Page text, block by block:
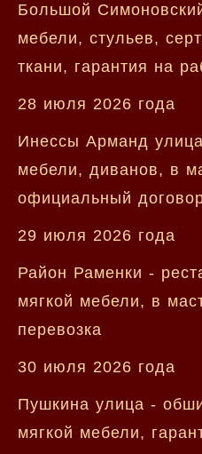
Большой
мебели, стульев,
ткани, гарантия на
28 июля 2026 года
Инессы Арманд
мебели, диванов, в
официальный
29 июля 2026 года
Район Раменки -
мягкой мебели, в
перевозка
30 июля 2026 года
Пушкина улица -
мягкой мебели,